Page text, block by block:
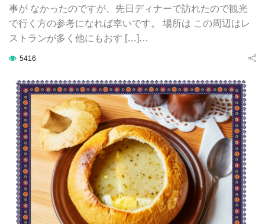
事が なかったのですが、先日ディナーで訪れたので観光
で行く方の参考になれば幸いです。 場所は この周辺はレ
ストランが多く他にもおす […]…
5416